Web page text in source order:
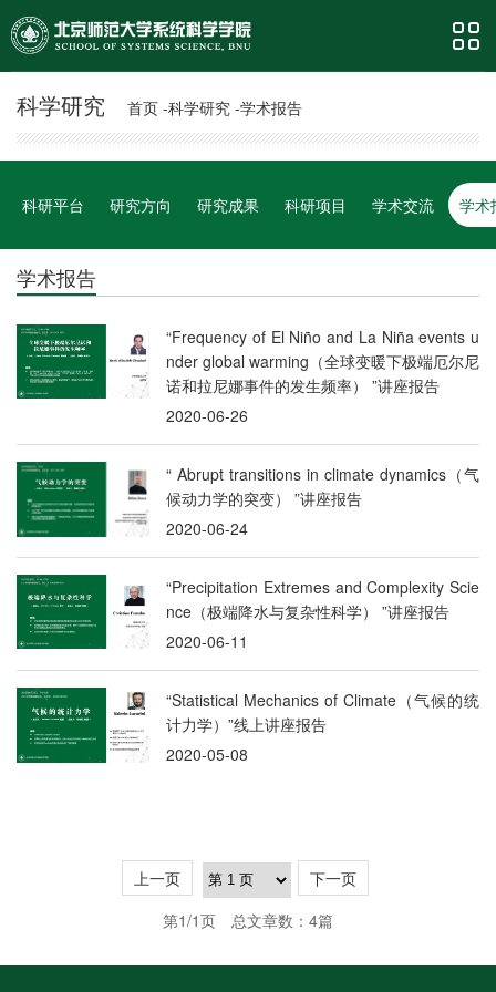
科学研究 首页 -科学研究 -学术报告
科研平台 研究方向 研究成果 科研项目 学术交流 学术
学术报告
“Frequency of El Niño and La Niña events u
nder global warming（全球变暖下极端厄尔尼
诺和拉尼娜事件的发生频率） ”讲座报告
2020-06-26
“ Abrupt transitions in climate dynamics（气
候动力学的突变） ”讲座报告
2020-06-24
“Precipitation Extremes and Complexity Scie
nce（极端降水与复杂性科学） ”讲座报告
2020-06-11
“Statistical Mechanics of Climate（气候的统
计力学）”线上讲座报告
2020-05-08
上一页
下一页
第1/1页
总文章数：4篇